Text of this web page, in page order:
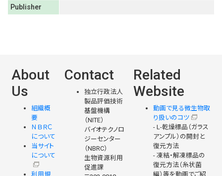
Publisher
About
Us
組織概
要
ＮＢＲＣ
について
当サイト
について
利用規
Contact
独立行政法人
製品評価技術
基盤機構
（NITE）
バイオテクノロ
ジーセンター
（NBRC）
生物資源利用
促進課
Related
Website
動画で見る微生物取
り扱いのコツ
- L-乾燥標品（ガラス
アンプル）の開封と
復元方法
- 凍結・解凍標品の
復元方法（糸状菌
編）等を動画でご紹